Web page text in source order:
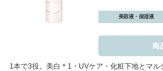
美容液・保湿液
商
1本で3役。美白 ＊1 ・UVケア・化粧下地とマ